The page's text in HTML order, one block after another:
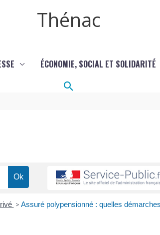
Thénac
ÉCONOMIE, SOCIAL ET SOLIDARITÉ
Rechercher
> Assuré polypensionné : quelles démarches